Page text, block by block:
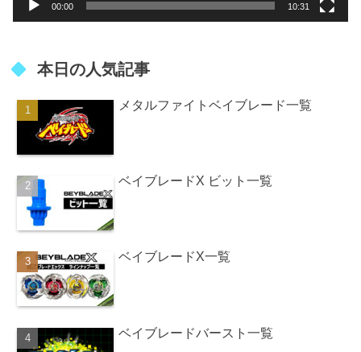
00:00 10:31
本日の人気記事
メタルファイトベイブレード一覧
ベイブレードX ビット一覧
ベイブレードX一覧
ベイブレードバースト一覧